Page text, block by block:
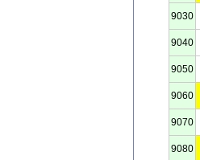
9030
9040
9050
9060
9070
9080